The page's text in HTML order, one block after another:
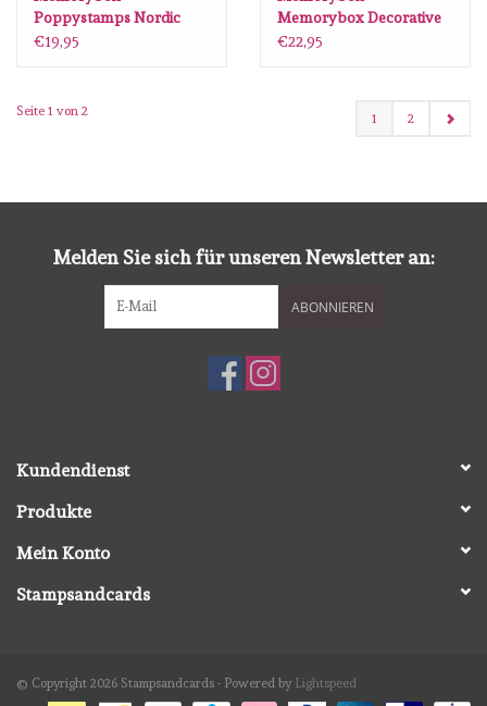
Poppystamps Nordic
Happy Fox craft die 2733
€19,95
Memorybox Decorative
Ornaments craft die
€22,95
Seite 1 von 2 1 2
Melden Sie sich für unseren Newsletter an:
ABONNIEREN
Kundendienst
Produkte
Mein Konto
Stampsandcards
© Copyright 2026 Stampsandcards - Powered by Lightspeed